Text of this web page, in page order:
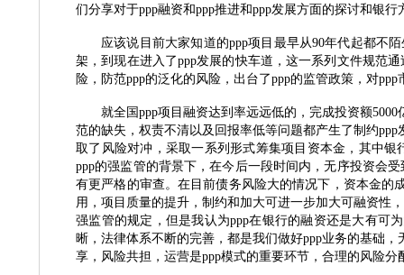
们分享对于ppp融资和ppp推进和ppp发展方面的探讨和银行
应该说目前大家知道的ppp项目最早从90年代起都不
架，到现在进入了ppp发展的快车道，这一系列文件规范
险，防范ppp的泛化的风险，出台了ppp的监管政策，对ppp
就全国 ppp项目融资达到率远远低的，完成投资额5000
范的缺失，权责不清以及回报率低等问题都产生了制约ppp
取了风险对冲，采取一系列形式筹集项目资本金，其中
ppp的强监管的背景下，在今后一段时间内，无序投资会
有更严格的审查。在目前债务风险大的情况下，资本金的
用，项目质量的提升，制约和加大可进一步加大可融资性
强监管的规定，但是我认为ppp在银行的融资还是大有可
晰，法律体系不断的完善，都是我们做好ppp业务的基础，
享，风险共担，运营是ppp模式的重要环节，合理的风险分